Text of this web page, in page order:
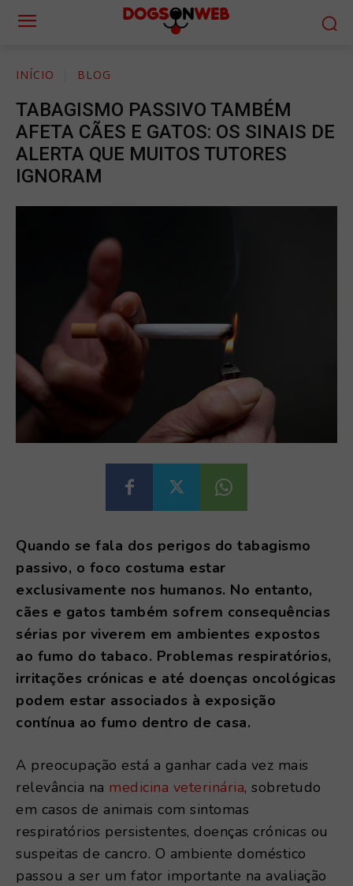
INÍCIO BLOG
TABAGISMO PASSIVO TAMBÉM
AFETA CÃES E GATOS: OS SINAIS DE
ALERTA QUE MUITOS TUTORES
IGNORAM
Quando se fala dos perigos do tabagismo
passivo, o foco costuma estar
exclusivamente nos humanos. No entanto,
cães e gatos também sofrem consequências
sérias por viverem em ambientes expostos
ao fumo do tabaco. Problemas respiratórios,
irritações crónicas e até doenças oncológicas
podem estar associados à exposição
contínua ao fumo dentro de casa.
A preocupação está a ganhar cada vez mais
relevância na medicina veterinária, sobretudo
em casos de animais com sintomas
respiratórios persistentes, doenças crónicas ou
suspeitas de cancro. O ambiente doméstico
passou a ser um fator importante na avaliação